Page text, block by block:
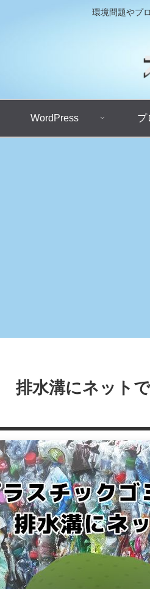
環境問題やプ
WordPress プ
水溝にネット